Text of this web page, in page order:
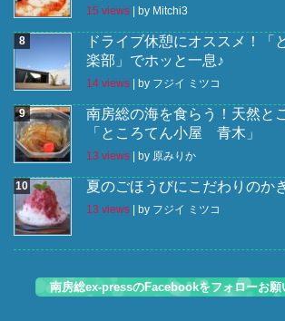
15 views | by Mitchi3
ドライブ休憩にオススメ！「
楽部」でホッと一息♪
14 views | by フジイ ミツコ
南房総の海を食らう！天然と
「ところてん小屋 青木」
13 views | by 原みりか
夏のごほうびにこだわりのか
13 views | by フジイ ミツコ
南房総ex-pressのFacebookをフォローお願